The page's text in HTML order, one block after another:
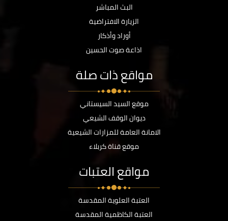
البث المباشر
الزيارة الافتراضية
أوراد وأذكار
اذاعة صوت الحسين
مواقع ذات صلة
موقع السيد السيستاني
ديوان الوقف الشيعي
الامانة العامة للمزارات الشيعية
موقع قناة كربلاء
مواقع العتبات
العتبة العلوية المقدسة
العتبة الكاظمية المقدسة